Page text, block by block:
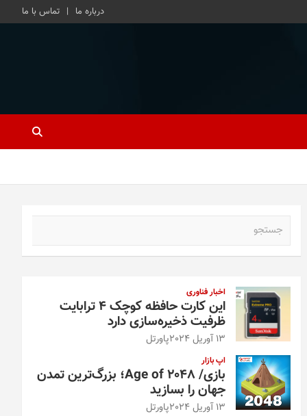
درباره ما تماس با ما
اخبار فناوری
این کارت حافظه کوچک ۴ ترابایت
ظرفیت ذخیره‌سازی دارد
13 آوریل 2024 پاورتل
اپ بازار
بازی/ Age of 2048؛ بزرگ‌ترین تمدن
جهان را بسازید
13 آوریل 2024 پاورتل